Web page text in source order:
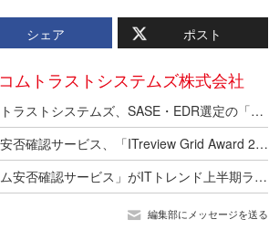
シェア ポスト
ムトラストシステムズ株式会社
セコムトラストシステムズ、SASE・EDR選定の「失敗しない判断軸」解説セミナーを 8 / 24・25・26 開催
セコム安否確認サービス、「ITreview Grid Award 2026 Summer」安否確認システム部門で26期連続「Leader」を受賞
「セコム安否確認サービス」がITトレンド上半期ランキング2026の安否確認システム部門で第1位を獲得
編集部にメッセージを送る